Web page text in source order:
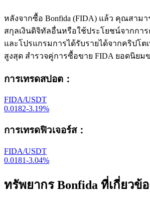
หลังจากซื้อ Bonfida (FIDA) แล้ว คุณสามา
สกุลเงินดิจิทัลอื่นหรือใช้ประโยชน์จากกา
และโปรแกรมการได้รับรายได้จากคริปโ
สูงสุด สำรวจคู่การซื้อขาย FIDA ยอดนิยม
การเทรดสปอต ：
FIDA/USDT
0.0182-3.19%
การเทรดฟิวเจอร์ส：
FIDA/USDT
0.0181-3.04%
ทรัพยากร Bonfida ที่เกี่ยวข้อ